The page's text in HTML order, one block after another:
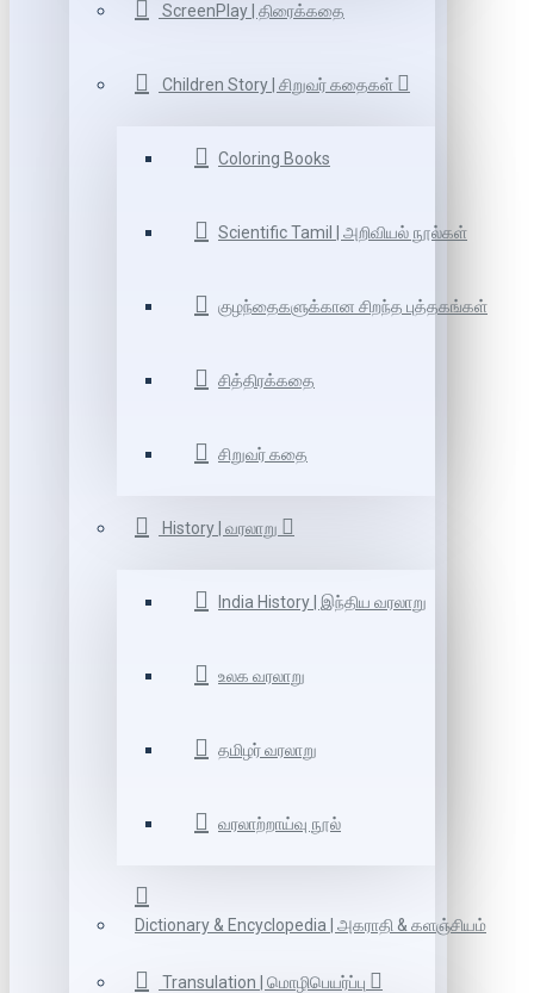
ScreenPlay | திரைக்கதை
Children Story | சிறுவர் கதைகள்
Coloring Books
Scientific Tamil | அறிவியல் நூல்கள்
குழந்தைகளுக்கான சிறந்த புத்தகங்கள்
சித்திரக்கதை
சிறுவர் கதை
History | வரலாறு
India History | இந்திய வரலாறு
உலக வரலாறு
தமிழர் வரலாறு
வரலாற்றாய்வு நூல்
Dictionary & Encyclopedia | அகராதி & களஞ்சியம்
Transulation | மொழிபெயர்ப்பு